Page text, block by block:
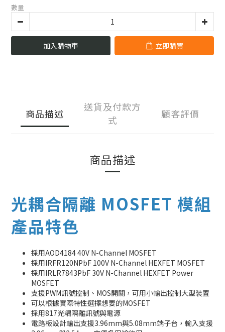
數量
加入購物車 立即購買
商品描述
送貨及付款方
式
顧客評價
商品描述
光耦合隔離 MOSFET 模組
產品特色
採用AOD4184 40V N-Channel MOSFET
採用IRFR120NPbF 100V N-Channel HEXFET MOSFET
採用IRLR7843PbF 30V N-Channel HEXFET Power
MOSFET
支援PWM訊號控制、MOS開關，可用小輸出控制大型裝置
可以根據實際特性選擇想要的MOSFET
採用817光耦隔離訊號與電源
電路板設計輸出支援3.96mm與5.08mm端子台，輸入支援